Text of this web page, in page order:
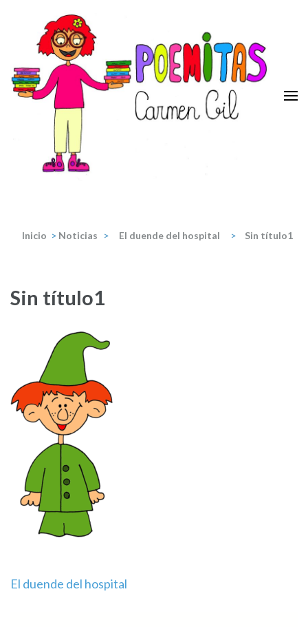
contenido
(presiona
tecla
Inicio > Noticias > El duende del hospital > Sin título1
Sin título1
Navegación
El duende del hospital